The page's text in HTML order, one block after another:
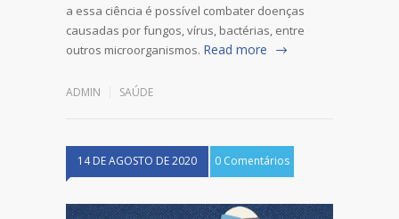
a essa ciência é possível combater doenças
causadas por fungos, vírus, bactérias, entre
outros microorganismos. Read more
ADMIN SAÚDE
14 DE AGOSTO DE 2020 0 Comentários